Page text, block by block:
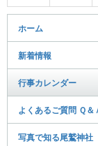
ホーム
新着情報
行事カレンダー
よくあるご質問 Ｑ＆
写真で知る尾鷲神社